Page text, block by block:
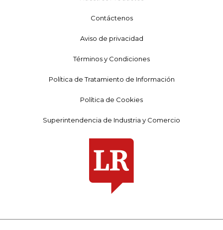
Contáctenos
Aviso de privacidad
Términos y Condiciones
Política de Tratamiento de Información
Política de Cookies
Superintendencia de Industria y Comercio